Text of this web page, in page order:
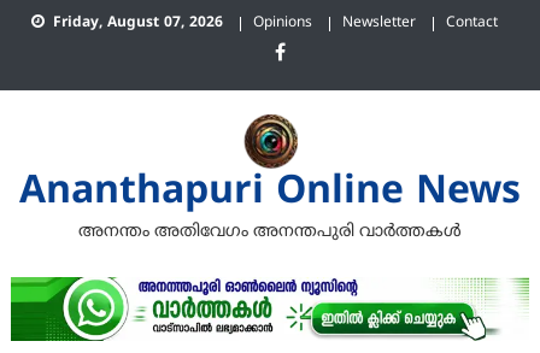
Skip
Friday, August 07, 2026 Opinions Newsletter Contact
Ananthapuri Online News
അനന്തം അതിവേഗം അനന്തപുരി വാര്‍ത്തകള്‍